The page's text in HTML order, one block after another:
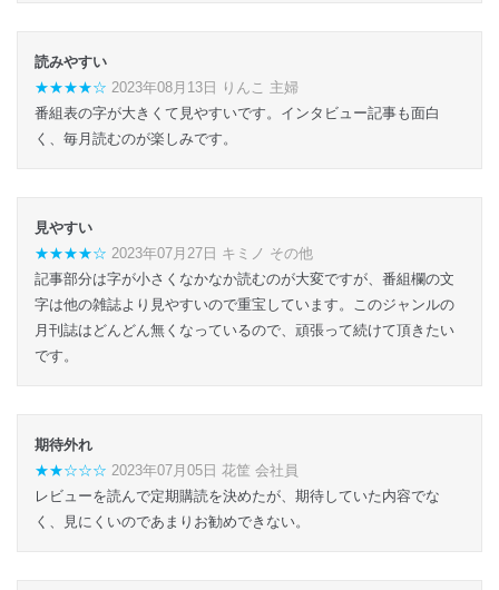
読みやすい
★★★★☆ 2023年08月13日 りんこ 主婦
番組表の字が大きくて見やすいです。インタビュー記事も面白
く、毎月読むのが楽しみです。
見やすい
★★★★☆ 2023年07月27日 キミノ その他
記事部分は字が小さくなかなか読むのが大変ですが、番組欄の文
字は他の雑誌より見やすいので重宝しています。このジャンルの
月刊誌はどんどん無くなっているので、頑張って続けて頂きたい
です。
期待外れ
★★☆☆☆ 2023年07月05日 花筐 会社員
レビューを読んで定期購読を決めたが、期待していた内容でな
く、見にくいのであまりお勧めできない。